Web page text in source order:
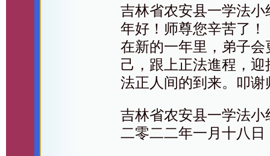
吉林省农安县一学法
年好！师尊您辛苦了！
在新的一年里，弟子
己，跟上正法進程，迎
法正人间的到来。叩谢
吉林省农安县一学法
二零二二年一月十八日